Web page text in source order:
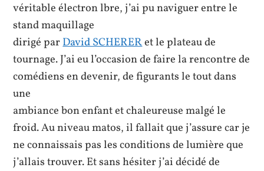
véritable électron lbre, j’ai pu naviguer entre le
stand maquillage
dirigé parDavid SCHERERet le plateau de
tournage. J’ai eu l’occasion de faire la rencontre de
comédiens en devenir, de figurants le tout dans
une
ambiance bon enfant et chaleureuse malgé le
froid. Au niveau matos, il fallait que j’assure car je
ne connaissais pas les conditions de lumière que
j’allais trouver. Et sans hésiter j’ai décidéde